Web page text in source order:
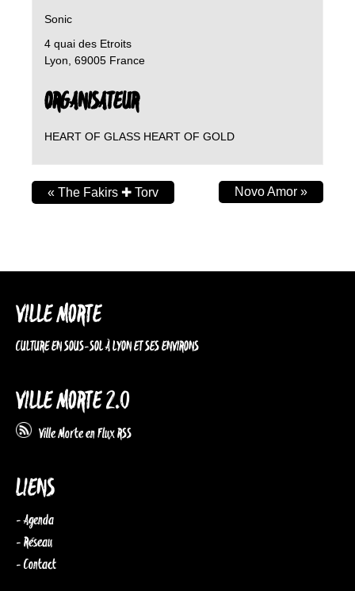
Sonic
4 quai des Etroits
Lyon 69005 France
ORGANISATEUR
HEART OF GLASS HEART OF GOLD
« The Fakirs ✚ Torv Novo Amor »
VILLE MORTE
CULTURE EN SOUS-SOL À LYON ET SES ENVIRONS
VILLE MORTE 2.0
Ville Morte en Flux RSS
LIENS
- Agenda
- Réseau
- Contact